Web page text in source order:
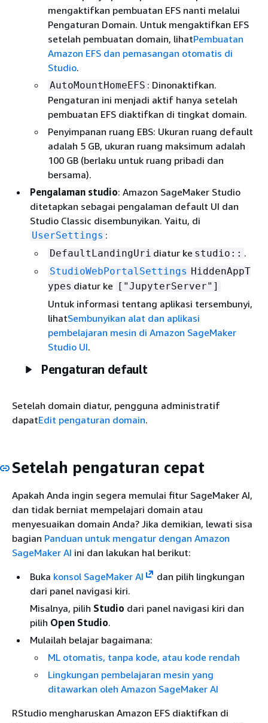
mengaktifkan pembuatan EFS nanti melalui
Pengaturan Domain. Untuk mengaktifkan EFS
setelah pembuatan domain, lihatPembuatan
Amazon EFS dan pemasangan otomatis di
Studio.
AutoMountHomeEFS : Dinonaktifkan.
Pengaturan ini menjadi aktif hanya setelah
pembuatan EFS diaktifkan di tingkat domain.
Penyimpanan ruang EBS: Ukuran ruang default
adalah 5 GB, ukuran ruang maksimum adalah
100 GB (berlaku untuk ruang pribadi dan
bersama).
Pengalaman studio: Amazon SageMaker Studio
ditetapkan sebagai pengalaman default UI dan
Studio Classic disembunyikan. Yaitu, di
UserSettings :
DefaultLandingUri diatur ke studio:: .
StudioWebPortalSettings HiddenAppT
ypes diatur ke ["JupyterServer"]
Untuk informasi tentang aplikasi tersembunyi,
lihatSembunyikan alat dan aplikasi
pembelajaran mesin di Amazon SageMaker
Studio UI.
Pengaturan default
Setelah domain diatur, pengguna administratif
dapatEdit pengaturan domain.
Setelah pengaturan cepat
Apakah Anda ingin segera memulai fitur SageMaker AI,
dan tidak berniat mempelajari domain atau
menyesuaikan domain Anda? Jika demikian, lewati sisa
bagian Panduan untuk mengatur dengan Amazon
SageMaker AI ini dan lakukan hal berikut:
Buka konsol SageMaker AI
dan pilih lingkungan
dari panel navigasi kiri.
Misalnya, pilih Studio dari panel navigasi kiri dan
pilih Open Studio.
Mulailah belajar bagaimana:
ML otomatis, tanpa kode, atau kode rendah
Lingkungan pembelajaran mesin yang
ditawarkan oleh Amazon SageMaker AI
RStudio mengharuskan Amazon EFS diaktifkan di